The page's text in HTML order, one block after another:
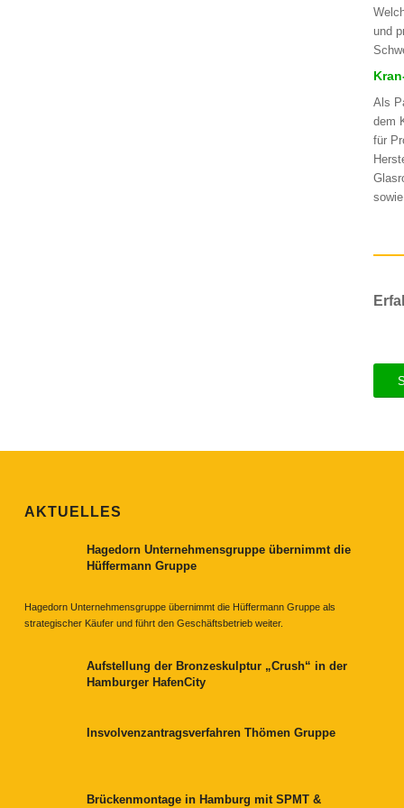
und
Als
dem
für
AKTUELLES
Hagedorn Unternehmensgruppe übernimmt die
Hüffermann Gruppe
Hagedorn Unternehmensgruppe übernimmt die Hüffermann Gruppe als
strategischer Käufer und führt den Geschäftsbetrieb weiter.
Aufstellung der Bronzeskulptur „Crush“ in der
Hamburger HafenCity
Insvolvenzantragsverfahren Thömen Gruppe
Brückenmontage in Hamburg mit SPMT &